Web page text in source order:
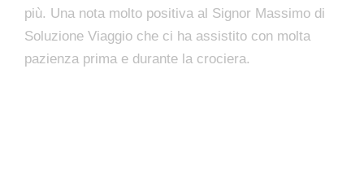
più. Una nota molto positiva al Signor Massimo di
Soluzione Viaggio che ci ha assistito con molta
pazienza prima e durante la crociera.